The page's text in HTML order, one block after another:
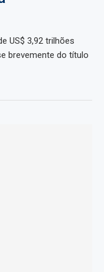
US$ 3,92 trilhões
brevemente do título